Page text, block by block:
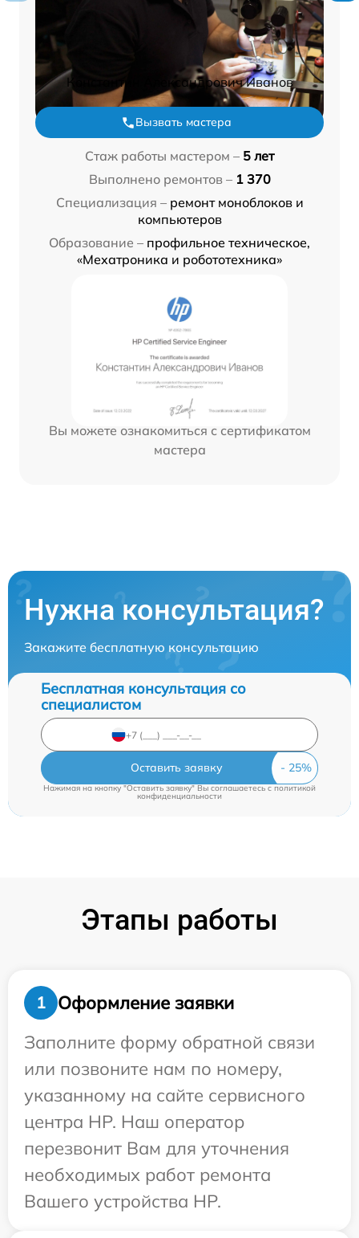
Константин Александрович Иванов
Вызвать мастера
Стаж работы мастером – 5 лет
Выполнено ремонтов – 1 370
Специализация – ремонт моноблоков и
компьютеров
Образование – профильное техническое,
«Мехатроника и робототехника»
Вы можете ознакомиться с сертификатом
мастера
Нужна консультация?
Закажите бесплатную консультацию
Бесплатная консультация со
специалистом
Оставить заявку
Нажимая на кнопку "Оставить заявку" Вы соглашаетесь cполитикой
конфиденциальности
Этапы работы
1
Оформление заявки
Заполните форму обратной связи
или позвоните нам по номеру,
указанному на сайте сервисного
центра HP. Наш оператор
перезвонит Вам для уточнения
необходимых работ ремонта
Вашего устройства HP.